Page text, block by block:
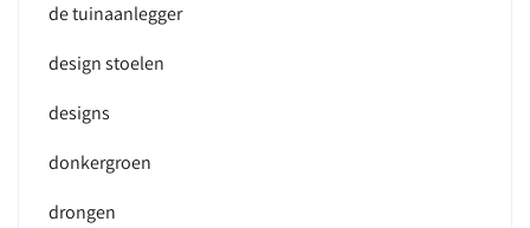
de tuinaanlegger
design stoelen
designs
donkergroen
drongen